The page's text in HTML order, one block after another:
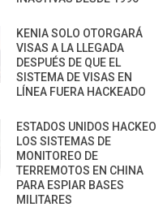
KENIA SOLO OTORGARÁ
VISAS A LA LLEGADA
DESPUÉS DE QUE EL
SISTEMA DE VISAS EN
LÍNEA FUERA HACKEADO
ESTADOS UNIDOS HACKEO
LOS SISTEMAS DE
MONITOREO DE
TERREMOTOS EN CHINA
PARA ESPIAR BASES
MILITARES